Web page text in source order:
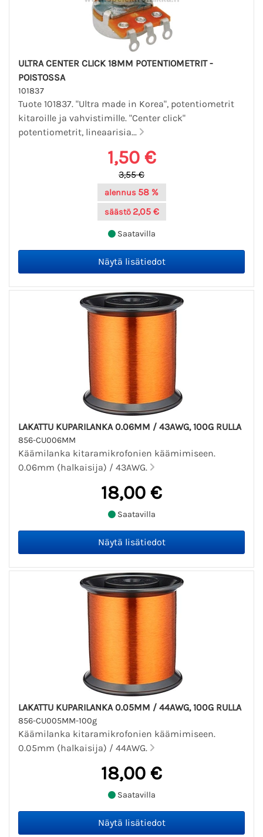
ULTRA CENTER CLICK 18MM POTENTIOMETRIT -
POISTOSSA
101837
Tuote 101837. "Ultra made in Korea", potentiometrit
kitaroille ja vahvistimille. "Center click"
potentiometrit, lineaarisia...
1,50 €
3,55 €
alennus 58 %
säästö 2,05 €
Saatavilla
LAKATTU KUPARILANKA 0.06MM / 43AWG, 100G RULLA
856-CU006MM
Käämilanka kitaramikrofonien käämimiseen.
0.06mm (halkaisija) / 43AWG.
18,00 €
Saatavilla
LAKATTU KUPARILANKA 0.05MM / 44AWG, 100G RULLA
856-CU005MM-100g
Käämilanka kitaramikrofonien käämimiseen.
0.05mm (halkaisija) / 44AWG.
18,00 €
Saatavilla